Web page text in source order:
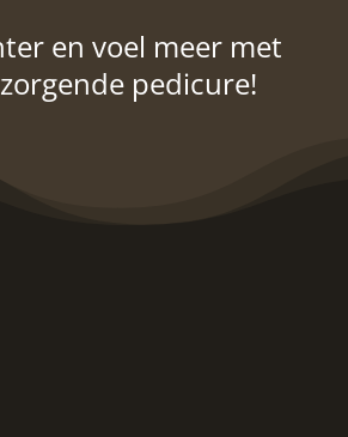
en voel meer met
pedicure!